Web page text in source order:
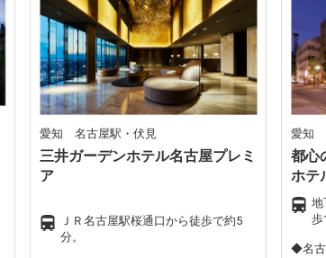
愛知 名古屋駅・伏見
三井ガーデンホテル名古屋プレミ
ア
ＪＲ名古屋駅桜通口から徒歩で約5
分。
愛知
都心
ホテ
地
歩
◆名古